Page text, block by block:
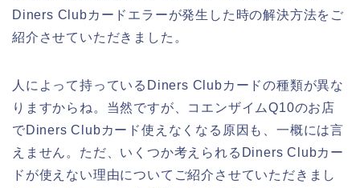
Diners Clubカードエラーが発生した時の解決方法をご
紹介させていただきました。
人によって持っているDiners Clubカードの種類が異な
りますからね。当然ですが、コエンザイムQ10のお店
でDiners Clubカード使えなくなる原因も、一概には言
えません。ただ、いくつか考えられるDiners Clubカー
ドが使えない理由についてご紹介させていただきまし